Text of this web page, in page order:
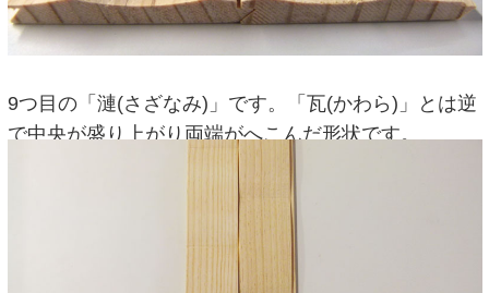
9つ目の「漣(さざなみ)」です。「瓦(かわら)」とは逆
で中央が盛り上がり両端がへこんだ形状です。